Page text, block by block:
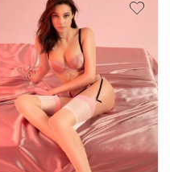
несколько
вариаций.
странице